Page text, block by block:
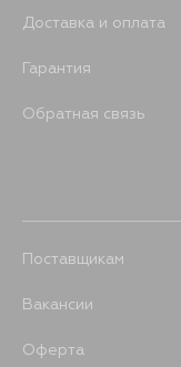
Доставка и оплата
Гарантия
Обратная связь
Поставщикам
Вакансии
Оферта